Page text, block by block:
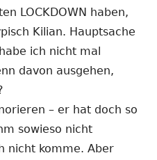
LOCKDOWN haben,
Kilian. Hauptsache
ich nicht mal
davon ausgehen,
– er hat doch so
sowieso nicht
nicht komme. Aber